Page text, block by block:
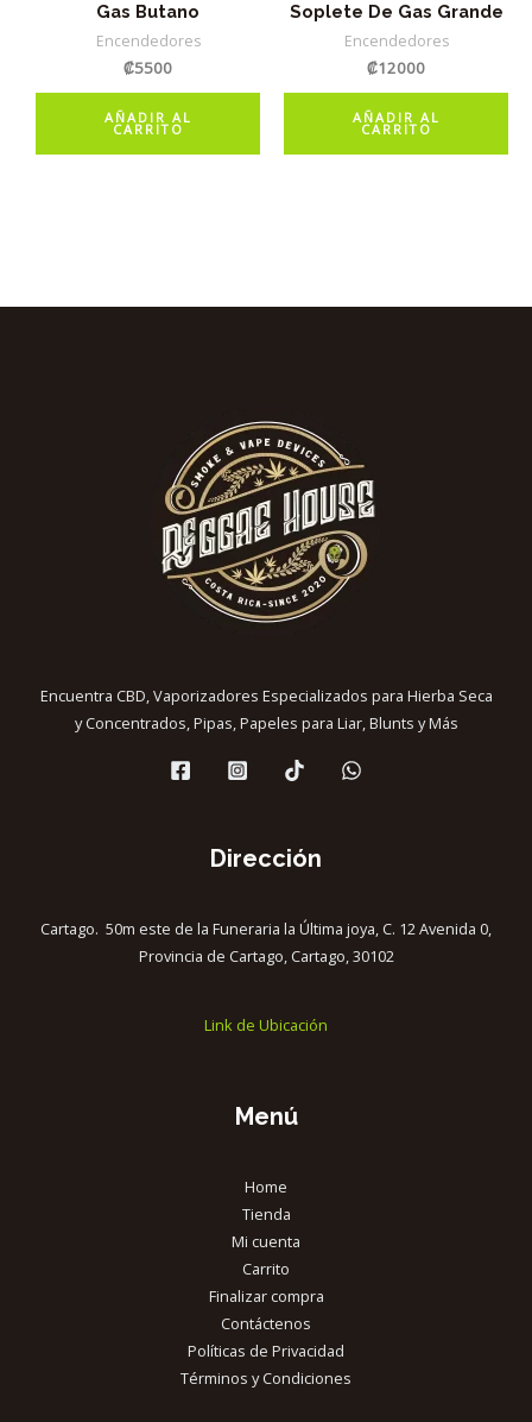
Gas Butano
Encendedores
₡5500
AÑADIR AL
CARRITO
Soplete De Gas Grande
Encendedores
₡12000
AÑADIR AL
CARRITO
Encuentra CBD, Vaporizadores Especializados para Hierba Seca
y Concentrados, Pipas, Papeles para Liar, Blunts y Más
Dirección
Cartago. 50m este de la Funeraria la Última joya, C. 12 Avenida 0,
Provincia de Cartago, Cartago, 30102
Link de Ubicación
Menú
Home
Tienda
Mi cuenta
Carrito
Finalizar compra
Contáctenos
Políticas de Privacidad
Términos y Condiciones